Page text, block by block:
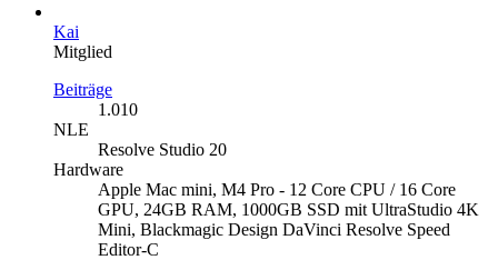
Kai
Mitglied
Beiträge
1.010
NLE
Resolve Studio 20
Hardware
Apple Mac mini, M4 Pro - 12 Core CPU / 16 Core
GPU, 24GB RAM, 1000GB SSD mit UltraStudio 4K
Mini, Blackmagic Design DaVinci Resolve Speed
Editor-C